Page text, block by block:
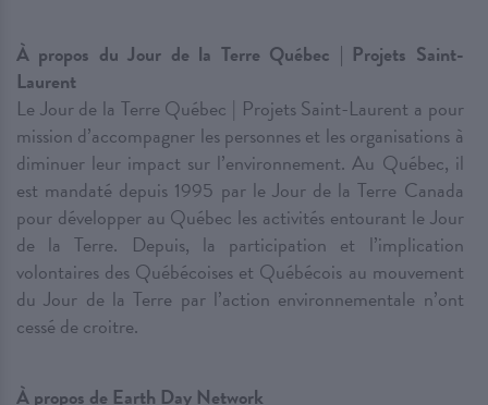
À propos du Jour de la Terre Québec | Projets Saint-
Laurent
Le Jour de la Terre Québec | Projets Saint-Laurent a pour
mission d’accompagner les personnes et les organisations à
diminuer leur impact sur l’environnement. Au Québec, il
est mandaté depuis 1995 par le Jour de la Terre Canada
pour développer au Québec les activités entourant le Jour
de la Terre. Depuis, la participation et l’implication
volontaires des Québécoises et Québécois au mouvement
du Jour de la Terre par l’action environnementale n’ont
cessé de croitre.
À propos de Earth Day Network